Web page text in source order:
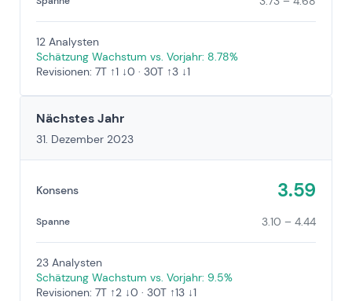
12 Analysten
Schätzung Wachstum vs. Vorjahr: 8.78%
Revisionen: 7T ↑1 ↓0 · 30T ↑3 ↓1
Nächstes Jahr
31. Dezember 2023
Konsens 3.59
Spanne 3.10 – 4.44
23 Analysten
Schätzung Wachstum vs. Vorjahr: 9.5%
Revisionen: 7T ↑2 ↓0 · 30T ↑13 ↓1